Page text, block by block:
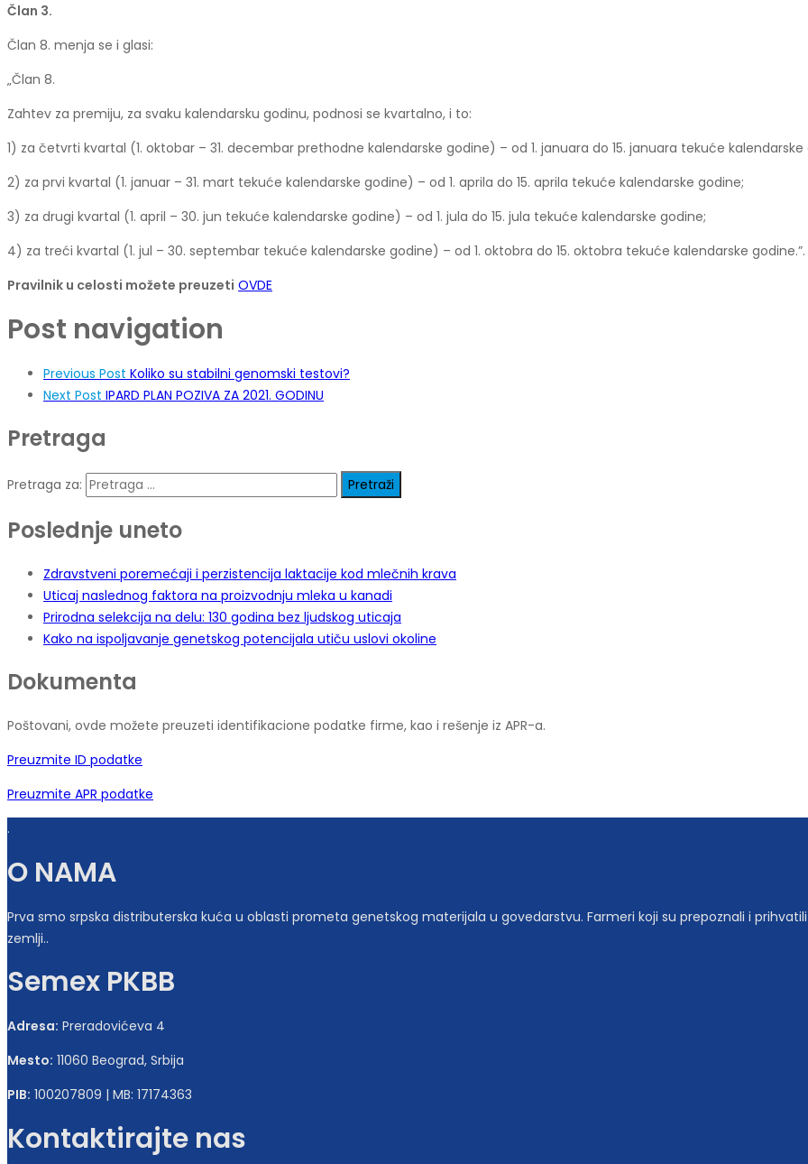
Član 3.
Član 8. menja se i glasi:
„Član 8.
Zahtev za premiju, za svaku kalendarsku godinu, podnosi se kvartalno, i to:
1) za četvrti kvartal (1. oktobar – 31. decembar prethodne kalendarske godine) – od 1. januara do 15. januara tekuće kalendarske
2) za prvi kvartal (1. januar – 31. mart tekuće kalendarske godine) – od 1. aprila do 15. aprila tekuće kalendarske godine;
3) za drugi kvartal (1. april – 30. jun tekuće kalendarske godine) – od 1. jula do 15. jula tekuće kalendarske godine;
4) za treći kvartal (1. jul – 30. septembar tekuće kalendarske godine) – od 1. oktobra do 15. oktobra tekuće kalendarske godine.”.
Pravilnik u celosti možete preuzeti OVDE
Post navigation
Previous Post Koliko su stabilni genomski testovi?
Next Post IPARD PLAN POZIVA ZA 2021. GODINU
Pretraga
Pretraga za:
Poslednje uneto
Zdravstveni poremećaji i perzistencija laktacije kod mlečnih krava
Uticaj naslednog faktora na proizvodnju mleka u kanadi
Prirodna selekcija na delu: 130 godina bez ljudskog uticaja
Kako na ispoljavanje genetskog potencijala utiču uslovi okoline
Dokumenta
Poštovani, ovde možete preuzeti identifikacione podatke firme, kao i rešenje iz APR-a.
Preuzmite ID podatke
Preuzmite APR podatke
.
O NAMA
Prva smo srpska distributerska kuća u oblasti prometa genetskog materijala u govedarstvu. Farmeri koji su prepoznali i
zemlji..
Semex PKBB
Adresa: Preradovićeva 4
Mesto: 11060 Beograd, Srbija
PIB: 100207809 | MB: 17174363
Kontaktirajte nas